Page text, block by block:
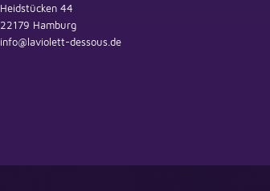
Heidstücken 44
22179 Hamburg
info@laviolett-dessous.de